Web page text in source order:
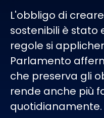
L'obbligo di
sostenibili è
regole si
Parlamento
che preserva gli
rende anche più
quotidianamente.